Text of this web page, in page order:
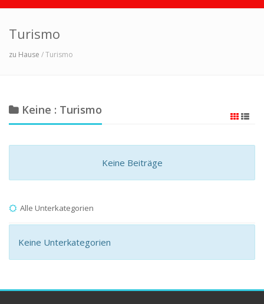
Turismo
zu Hause / Turismo
Keine : Turismo
Keine Beiträge
Alle Unterkategorien
Keine Unterkategorien